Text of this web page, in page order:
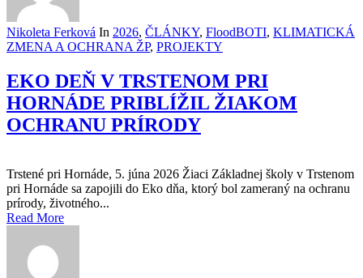
Nikoleta Ferková In 2026, ČLÁNKY, FloodBOTI, KLIMATICKÁ
ZMENA A OCHRANA ŽP, PROJEKTY
EKO DEŇ V TRSTENOM PRI
HORNÁDE PRIBLÍŽIL ŽIAKOM
OCHRANU PRÍRODY
Trstené pri Hornáde, 5. júna 2026 Žiaci Základnej školy v Trstenom
pri Hornáde sa zapojili do Eko dňa, ktorý bol zameraný na ochranu
prírody, životného...
Read More